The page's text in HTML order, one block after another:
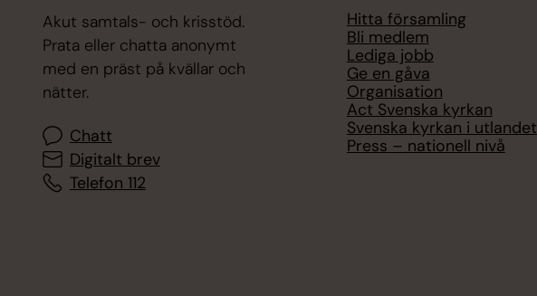
Akut samtals- och krisstöd.
Prata eller chatta anonymt
med en präst på kvällar och
nätter.
Chatt
Digitalt brev
Telefon 112
Hitta församling
Bli medlem
Lediga jobb
Ge en gåva
Organisation
Act Svenska kyrkan
Svenska kyrkan i utlandet
Press – nationell nivå